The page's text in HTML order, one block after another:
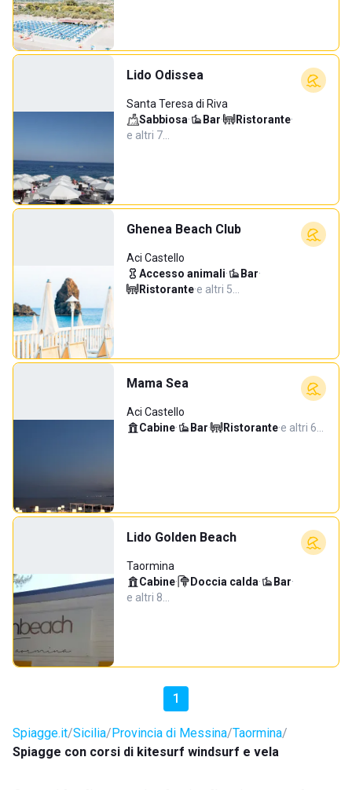
Lido Odissea
Santa Teresa di Riva
Sabbiosa· Bar· Ristorante·
e altri 7…
Ghenea Beach Club
Aci Castello
Accesso animali· Bar·
Ristorante·e altri 5…
Mama Sea
Aci Castello
Cabine· Bar· Ristorante·e altri 6…
Lido Golden Beach
Taormina
Cabine· Doccia calda· Bar·
e altri 8…
1
Spiagge.it Sicilia Provincia di Messina Taormina
Spiagge con corsi di kitesurf windsurf e vela